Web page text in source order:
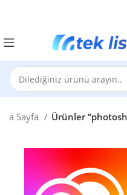
Sayfa Ürünler